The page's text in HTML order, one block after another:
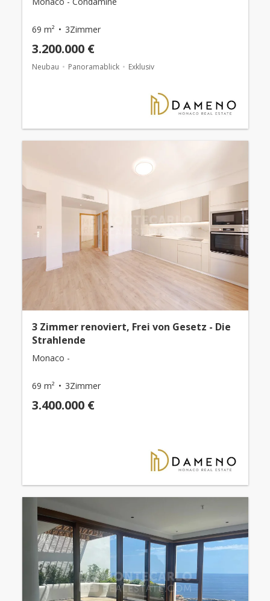
69 m² 3Zimmer
3.200.000 €
Neubau Panoramablick Exklusiv
3 Zimmer renoviert, Frei von Gesetz - Die
Strahlende
Monaco -
69 m² 3Zimmer
3.400.000 €